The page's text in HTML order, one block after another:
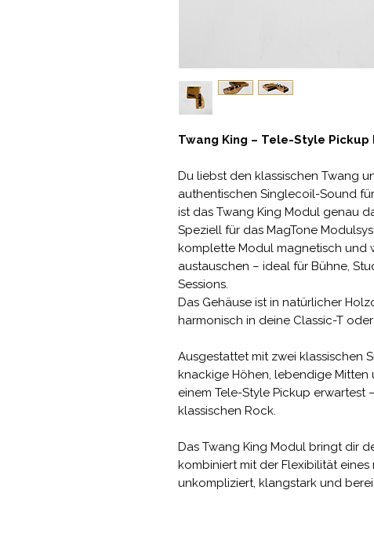
Twang King – Tele-Style
Du liebst den klassischen Twang
authentischen Singlecoil-Sound
ist das Twang King Modul genau
Speziell für das MagTone
komplette Modul magnetisch und
austauschen – ideal für Bühne,
Sessions.
Das Gehäuse ist in natürlicher
harmonisch in deine Classic-T
Ausgestattet mit zwei klassischen
knackige Höhen, lebendige
einem Tele-Style Pickup erwartest
klassischen Rock.
Das Twang King Modul bringt dir
kombiniert mit der Flexibilität eines
unkompliziert, klangstark und